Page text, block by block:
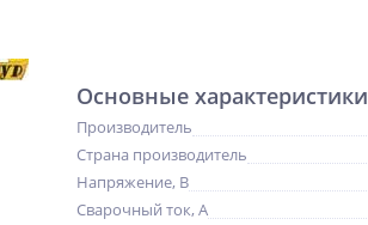
Основные характеристики
Производитель
Страна производитель
Напряжение, В
Сварочный ток, А